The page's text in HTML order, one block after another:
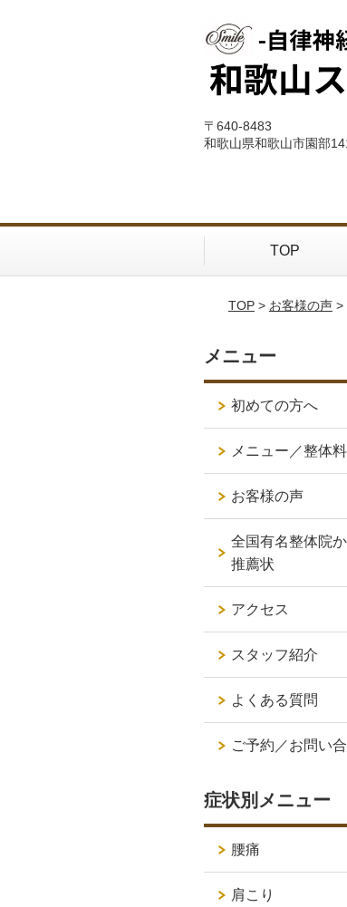
〒640-8483
和歌山県和歌山市園部
TOP
TOP> お客様の声>
メニュー
初めての方へ
メニュー／整体
お客様の声
全国有名整体院
推薦状
アクセス
スタッフ紹介
よくある質問
ご予約／お問い
症状別メニュー
腰痛
肩こり